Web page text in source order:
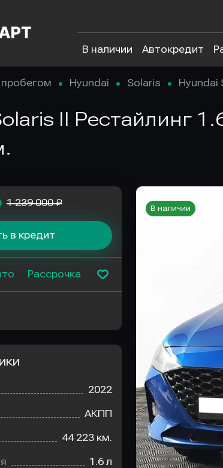
В наличии Автокредит
Hyundai Solaris Hyundai
II Рестайлинг
В наличии
1 239 000 ₽
в кредит
Рассрочка
2022
АКПП
44 223 км.
1.6 л